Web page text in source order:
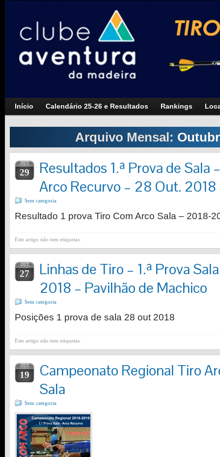
Início Calendário 25-26 e Resultados Rankings
Arquivo Mensal:
OUT
29
Resultados 1.ª Prova de
Arco Recurvo – 28 Out. 2018
Sem categoria
Resultado 1 prova Tiro Com Arco Sala – 2018-
Este artigo não tem etiquetas.
OUT
27
Linhas de Tiro – 1.ª Prova
2018 – Pavilhão de Machico
Sem categoria
Posições 1 prova de sala 28 out 2018
Este artigo não tem etiquetas.
OUT
19
Campeonato Regional Tiro
Sala
Sem categoria